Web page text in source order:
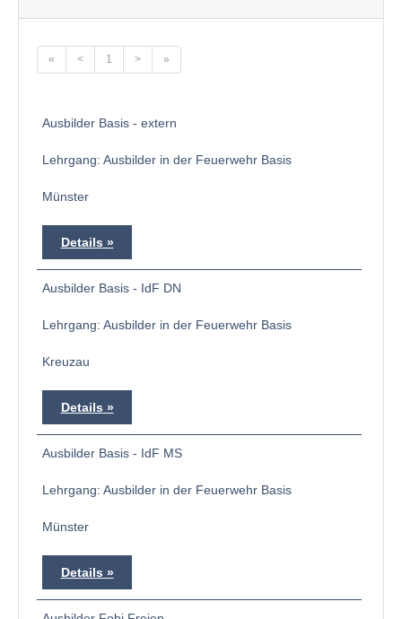
« < 1 > »
Ausbilder Basis - extern
Lehrgang: Ausbilder in der Feuerwehr Basis
Münster
Details
Ausbilder Basis - IdF DN
Lehrgang: Ausbilder in der Feuerwehr Basis
Kreuzau
Details
Ausbilder Basis - IdF MS
Lehrgang: Ausbilder in der Feuerwehr Basis
Münster
Details